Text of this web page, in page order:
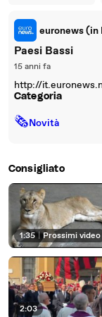
euronews
Paesi Bassi
15 anni fa
http://
Categoria
🗞Novità
Consigliato
1:35 | Prossimi video
2:03